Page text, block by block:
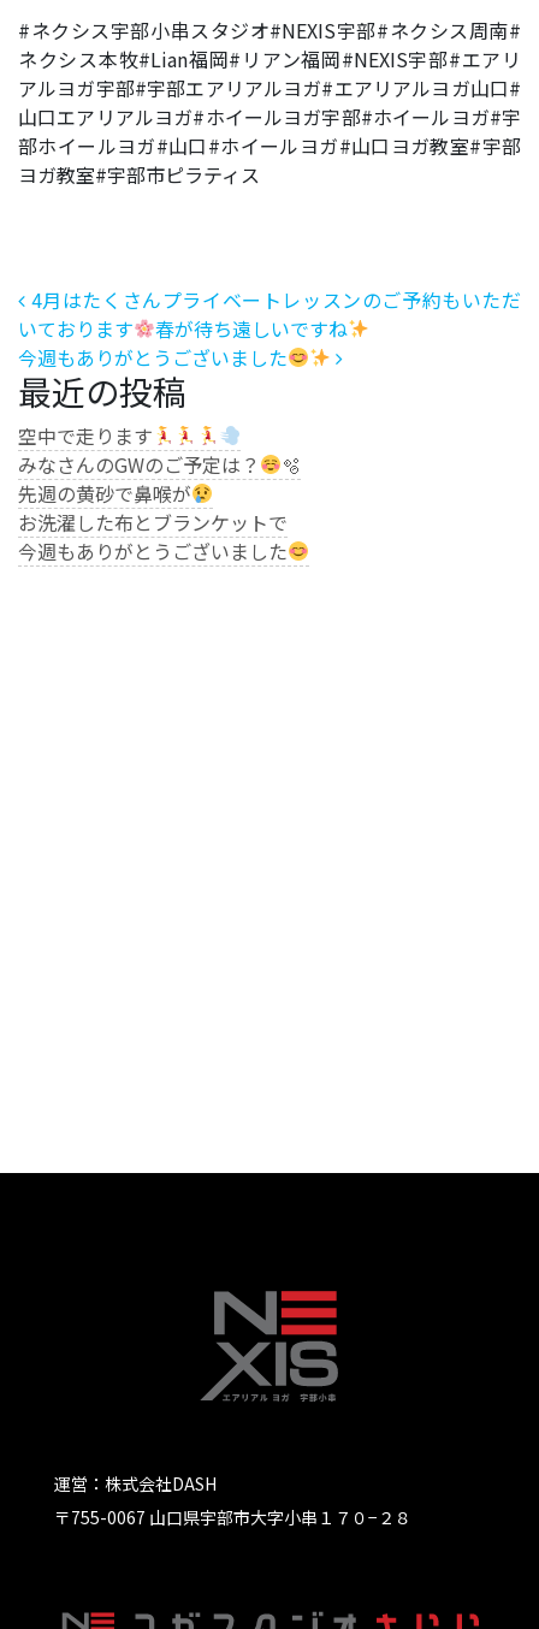
#ネクシス宇部小串スタジオ#NEXIS宇部#ネクシス周南#
ネクシス本牧#Lian福岡#リアン福岡#NEXIS宇部#エアリ
アルヨガ宇部#宇部エアリアルヨガ#エアリアルヨガ山口#
山口エアリアルヨガ#ホイールヨガ宇部#ホイールヨガ#宇
部ホイールヨガ#山口#ホイールヨガ#山口ヨガ教室#宇部
ヨガ教室#宇部市ピラティス
投稿ナビゲーション
4月はたくさんプライベートレッスンのご予約もいただ
いております
春が待ち遠しいですね
今週もありがとうございました
最近の投稿
空中で走ります
みなさんのGWのご予定は？
🫧
先週の黄砂で鼻喉が
お洗濯した布とブランケットで
今週もありがとうございました
運営：株式会社DASH
〒755-0067 山口県宇部市大字小串１７０−２８